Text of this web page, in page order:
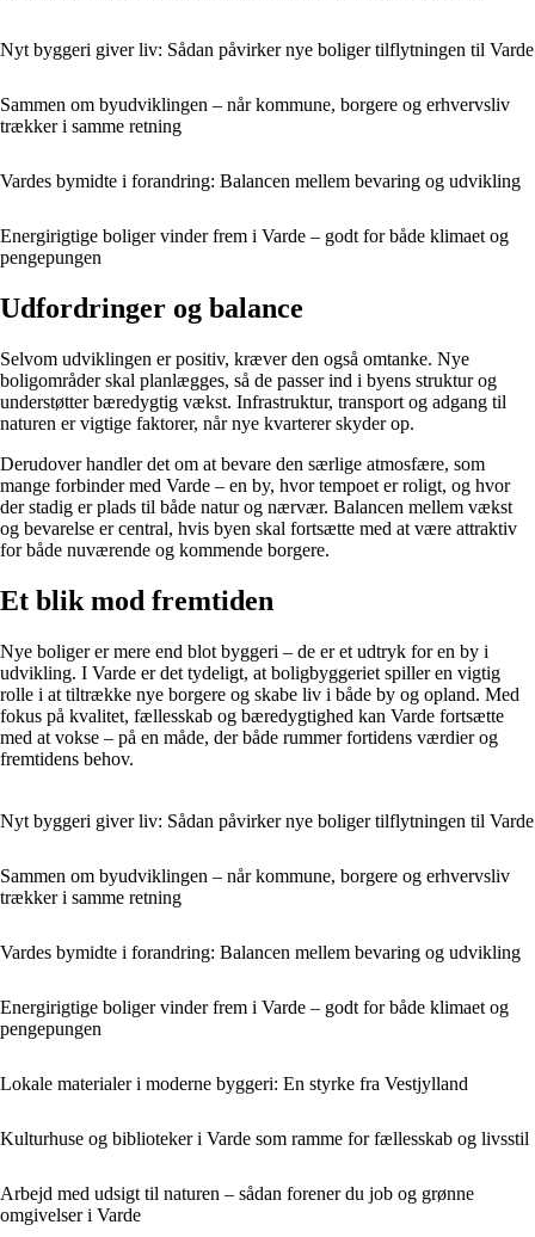
Nyt byggeri giver liv: Sådan påvirker nye boliger tilflytningen til Varde
Sammen om byudviklingen – når kommune, borgere og erhvervsliv
trækker i samme retning
Vardes bymidte i forandring: Balancen mellem bevaring og udvikling
Energirigtige boliger vinder frem i Varde – godt for både klimaet og
pengepungen
Udfordringer og balance
Selvom udviklingen er positiv, kræver den også omtanke. Nye
boligområder skal planlægges, så de passer ind i byens struktur og
understøtter bæredygtig vækst. Infrastruktur, transport og adgang til
naturen er vigtige faktorer, når nye kvarterer skyder op.
Derudover handler det om at bevare den særlige atmosfære, som
mange forbinder med Varde – en by, hvor tempoet er roligt, og hvor
der stadig er plads til både natur og nærvær. Balancen mellem vækst
og bevarelse er central, hvis byen skal fortsætte med at være attraktiv
for både nuværende og kommende borgere.
Et blik mod fremtiden
Nye boliger er mere end blot byggeri – de er et udtryk for en by i
udvikling. I Varde er det tydeligt, at boligbyggeriet spiller en vigtig
rolle i at tiltrække nye borgere og skabe liv i både by og opland. Med
fokus på kvalitet, fællesskab og bæredygtighed kan Varde fortsætte
med at vokse – på en måde, der både rummer fortidens værdier og
fremtidens behov.
Nyt byggeri giver liv: Sådan påvirker nye boliger tilflytningen til Varde
Sammen om byudviklingen – når kommune, borgere og erhvervsliv
trækker i samme retning
Vardes bymidte i forandring: Balancen mellem bevaring og udvikling
Energirigtige boliger vinder frem i Varde – godt for både klimaet og
pengepungen
Lokale materialer i moderne byggeri: En styrke fra Vestjylland
Kulturhuse og biblioteker i Varde som ramme for fællesskab og livsstil
Arbejd med udsigt til naturen – sådan forener du job og grønne
omgivelser i Varde